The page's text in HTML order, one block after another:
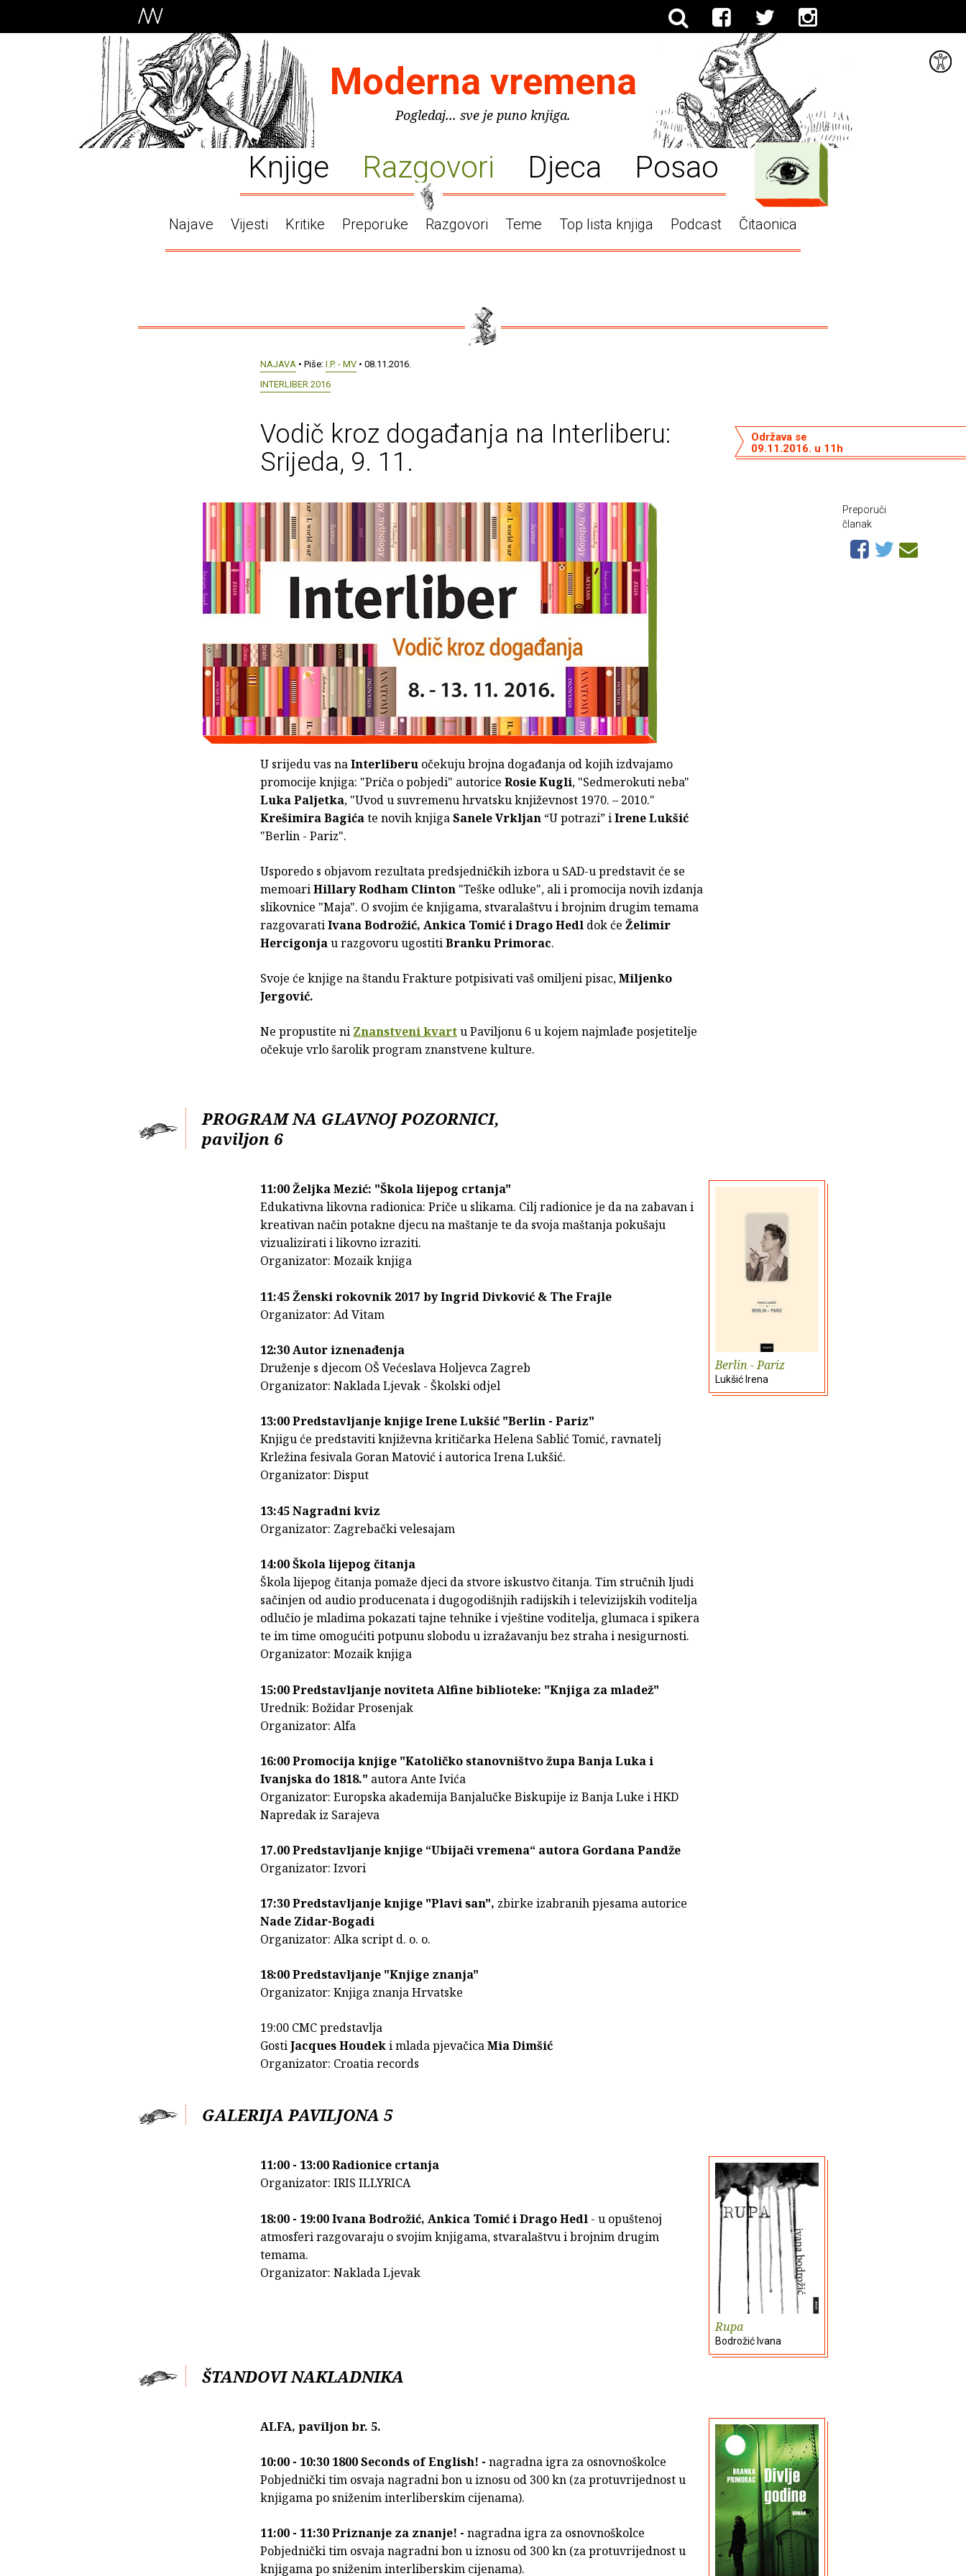
Moderna vremena
Pogledaj... sve je puno knjiga.
Knjige Razgovori Djeca Posao
Najave Vijesti Kritike Preporuke Razgovori Teme Top lista knjiga Podcast Čitaonica
NAJAVA • Piše: I.P. - MV • 08.11.2016.
INTERLIBER 2016
Vodič kroz događanja na Interliberu:
Srijeda, 9. 11.
Održava se
09.11.2016. u 11h
U srijedu vas naInterliberu očekuju brojna događanja od kojih izdvajamo
promocije knjiga: "Priča o pobjedi" autorice Rosie Kugli, "Sedmerokuti neba"
Luka Paljetka, "Uvod u suvremenu hrvatsku književnost 1970. – 2010."
Krešimira Bagićate novih knjigaSaneleVrkljan “U potrazi” iIrene Lukšić
"Berlin - Pariz".
Usporedo s objavom rezultata predsjedničkih izbora u SAD-u predstavit će se
memoariHillary Rodham Clinton "Teške odluke", ali i promocija novih izdanja
slikovnice "Maja". O svojim će knjigama, stvaralaštvu i brojnim drugim temama
razgovaratiIvana Bodrožić, Ankica Tomić i Drago Hedl dok će Želimir
Hercigonjau razgovoru ugostitiBranku Primorac.
Svoje će knjige na štandu Frakture potpisivati vaš omiljeni pisac,Miljenko
Jergović.
Ne propustite ni Znanstveni kvartu Paviljonu 6 u kojem najmlađe posjetitelje
očekuje vrlo šarolik program znanstvene kulture.
PROGRAM NA GLAVNOJ POZORNICI,
paviljon 6
Berlin - Pariz
Lukšić Irena
11:00 Željka Mezić: "Škola lijepog crtanja"
Edukativna likovna radionica: Priče u slikama. Cilj radionice je da na zabavan i
kreativan način potakne djecu na maštanje te da svoja maštanja pokušaju
vizualizirati i likovno izraziti.
Organizator: Mozaik knjiga
11:45 Ženski rokovnik 2017 by Ingrid Divković & The Frajle
Organizator: Ad Vitam
12:30 Autor iznenađenja
Druženje s djecom OŠ Većeslava Holjevca Zagreb
Organizator: Naklada Ljevak - Školski odjel
13:00 Predstavljanje knjige Irene Lukšić "Berlin - Pariz"
Knjigu će predstaviti književna kritičarka Helena Sablić Tomić, ravnatelj
Krležina fesivala Goran Matović i autorica Irena Lukšić.
Organizator: Disput
13:45 Nagradni kviz
Organizator: Zagrebački velesajam
14:00 Škola lijepog čitanja
Škola lijepog čitanja pomaže djeci da stvore iskustvo čitanja. Tim stručnih ljudi
sačinjen od audio producenata i dugogodišnjih radijskih i televizijskih voditelja
odlučio je mladima pokazati tajne tehnike i vještine voditelja, glumaca i spikera
te im time omogućiti potpunu slobodu u izražavanju bez straha i nesigurnosti.
Organizator: Mozaik knjiga
15:00 Predstavljanje noviteta Alfine biblioteke: "Knjiga za mladež"
Urednik: Božidar Prosenjak
Organizator: Alfa
16:00 Promocija knjige "Katoličko stanovništvo župa Banja Luka i
Ivanjska do 1818." autora Ante Ivića
Organizator: Europska akademija Banjalučke Biskupije iz Banja Luke i HKD
Napredak iz Sarajeva
17.00 Predstavljanje knjige “Ubijači vremena“ autora Gordana Pandže
Organizator: Izvori
17:30 Predstavljanje knjige "Plavi san", zbirke izabranih pjesama autorice
Nade Zidar-Bogadi
Organizator: Alka script d. o. o.
18:00 Predstavljanje "Knjige znanja"
Organizator: Knjiga znanja Hrvatske
19:00 CMC predstavlja
GostiJacques Houdeki mlada pjevačicaMia Dimšić
Organizator: Croatia records
GALERIJA PAVILJONA 5
Rupa
Bodrožić Ivana
11:00 - 13:00 Radionice crtanja
Organizator: IRIS ILLYRICA
18:00 - 19:00 Ivana Bodrožić, Ankica Tomić i Drago Hedl - u opuštenoj
atmosferi razgovaraju o svojim knjigama, stvaralaštvu i brojnim drugim
temama.
Organizator: Naklada Ljevak
ŠTANDOVI NAKLADNIKA
ALFA, paviljon br. 5.
10:00 - 10:30 1800 Seconds of English! - nagradna igra za osnovnoškolce
Pobjednički tim osvaja nagradni bon u iznosu od 300 kn (za protuvrijednost u
knjigama po sniženim interliberskim cijenama).
11:00 - 11:30 Priznanje za znanje! - nagradna igra za osnovnoškolce
Pobjednički tim osvaja nagradni bon u iznosu od 300 kn (za protuvrijednost u
knjigama po sniženim interliberskim cijenama).
Preporuči
članak